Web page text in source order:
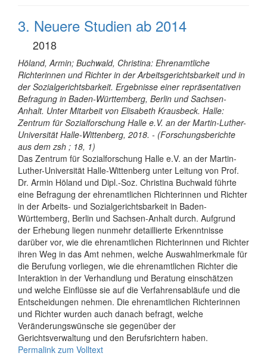
3. Neuere Studien ab 2014
2018
Höland, Armin; Buchwald, Christina: Ehrenamtliche
Richterinnen und Richter in der Arbeitsgerichtsbarkeit und in
der Sozialgerichtsbarkeit. Ergebnisse einer repräsentativen
Befragung in Baden-Württemberg, Berlin und Sachsen-
Anhalt. Unter Mitarbeit von Elisabeth Krausbeck. Halle:
Zentrum für Sozialforschung Halle e.V. an der Martin-Luther-
Universität Halle-Wittenberg, 2018. - (Forschungsberichte
aus dem zsh ; 18, 1)
Das Zentrum für Sozialforschung Halle e.V. an der Martin-
Luther-Universität Halle-Wittenberg unter Leitung von Prof.
Dr. Armin Höland und Dipl.-Soz. Christina Buchwald führte
eine Befragung der ehrenamtlichen Richterinnen und Richter
in der Arbeits- und Sozialgerichtsbarkeit in Baden-
Württemberg, Berlin und Sachsen-Anhalt durch. Aufgrund
der Erhebung liegen nunmehr detaillierte Erkenntnisse
darüber vor, wie die ehrenamtlichen Richterinnen und Richter
ihren Weg in das Amt nehmen, welche Auswahlmerkmale für
die Berufung vorliegen, wie die ehrenamtlichen Richter die
Interaktion in der Verhandlung und Beratung einschätzen
und welche Einflüsse sie auf die Verfahrensabläufe und die
Entscheidungen nehmen. Die ehrenamtlichen Richterinnen
und Richter wurden auch danach befragt, welche
Veränderungswünsche sie gegenüber der
Gerichtsverwaltung und den Berufsrichtern haben.
Permalink zum Volltext